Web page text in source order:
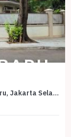
For Sale rumah Eksklusif di Kebayoran Baru, Jakarta Selatan - LT 490m²